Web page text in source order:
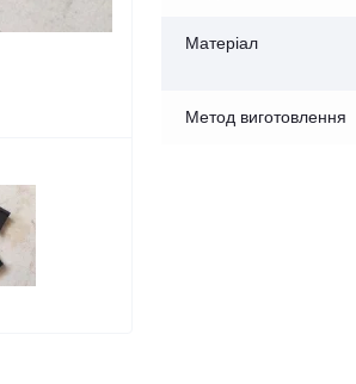
Матеріал
Метод виготовлення